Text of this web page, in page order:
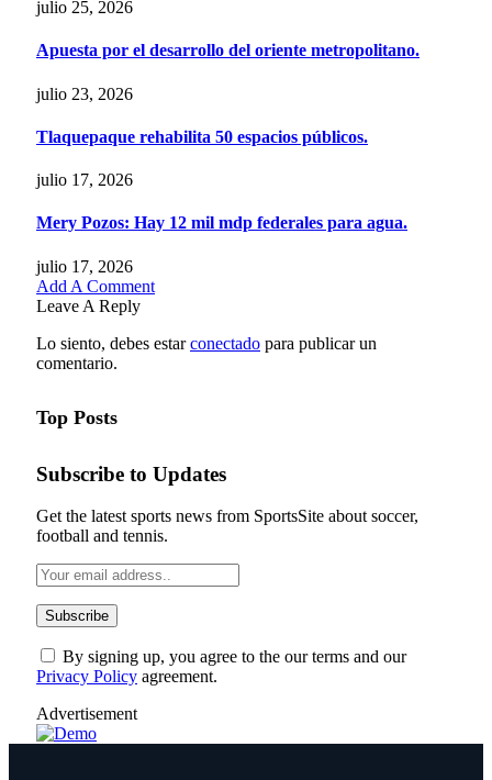
julio 25, 2026
Apuesta por el desarrollo del oriente metropolitano.
julio 23, 2026
Tlaquepaque rehabilita 50 espacios públicos.
julio 17, 2026
Mery Pozos: Hay 12 mil mdp federales para agua.
julio 17, 2026
Add A Comment
Leave A Reply
Lo siento, debes estarconectado para publicar un
comentario.
Top Posts
Subscribe to Updates
Get the latest sports news from SportsSite about soccer,
football and tennis.
By signing up, you agree to the our terms and our
Privacy Policy agreement.
Advertisement